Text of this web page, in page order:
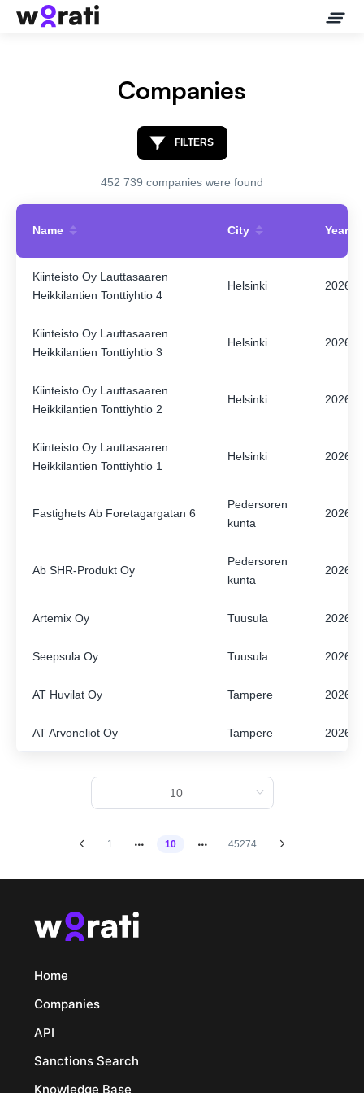
Contact Us
Companies
API
Knowledge Base
ENGLISH
Companies
FILTERS
452 739 companies were found
Name City Year
Kiinteisto Oy Lauttasaaren
Heikkilantien Tonttiyhtio 4
Helsinki 2026
Kiinteisto Oy Lauttasaaren
Heikkilantien Tonttiyhtio 3
Helsinki 2026
Kiinteisto Oy Lauttasaaren
Heikkilantien Tonttiyhtio 2
Helsinki 2026
Kiinteisto Oy Lauttasaaren
Heikkilantien Tonttiyhtio 1
Helsinki 2026
Fastighets Ab Foretagargatan 6
Pedersoren
kunta
2026
Ab SHR-Produkt Oy
Pedersoren
kunta
2026
Artemix Oy Tuusula 2026
Seepsula Oy Tuusula 2026
AT Huvilat Oy Tampere 2026
AT Arvoneliot Oy Tampere 2026
1 10 45274
Home
Companies
API
Sanctions Search
Knowledge Base